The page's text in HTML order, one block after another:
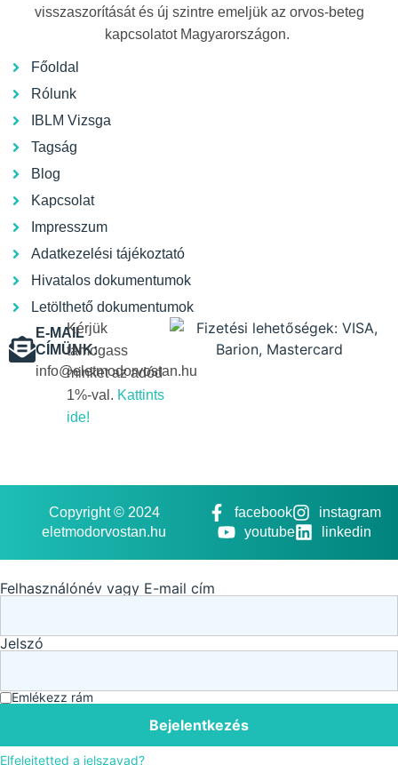
visszaszorítását és új szintre emeljük az orvos-beteg
kapcsolatot Magyarországon.
Főoldal
Rólunk
IBLM Vizsga
Tagság
Blog
Kapcsolat
Impresszum
Adatkezelési tájékoztató
Hivatalos dokumentumok
Letölthető dokumentumok
E-MAIL
CÍMÜNK:
info@eletmodorvostan.hu
Kérjük
támogass
minket az adód
1%-val. Kattints
ide!
Copyright © 2024
eletmodorvostan.hu
facebook
instagram
youtube
linkedin
Felhasználónév vagy E-mail cím
Jelszó
Emlékezz rám
Bejelentkezés
Elfelejtetted a jelszavad?